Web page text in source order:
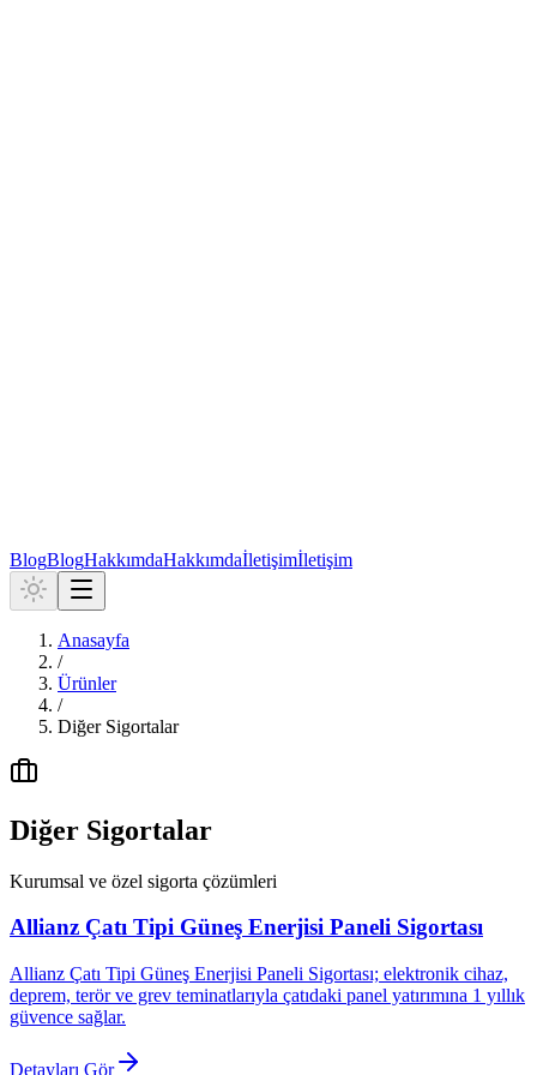
BlogBlogHakkımdaHakkımdaİletişimİletişim
Anasayfa
/
Ürünler
/
Diğer Sigortalar
Diğer Sigortalar
Kurumsal ve özel sigorta çözümleri
Allianz Çatı Tipi Güneş Enerjisi Paneli Sigortası
Allianz Çatı Tipi Güneş Enerjisi Paneli Sigortası; elektronik cihaz,
deprem, terör ve grev teminatlarıyla çatıdaki panel yatırımına 1 yıllık
güvence sağlar.
Detayları Gör